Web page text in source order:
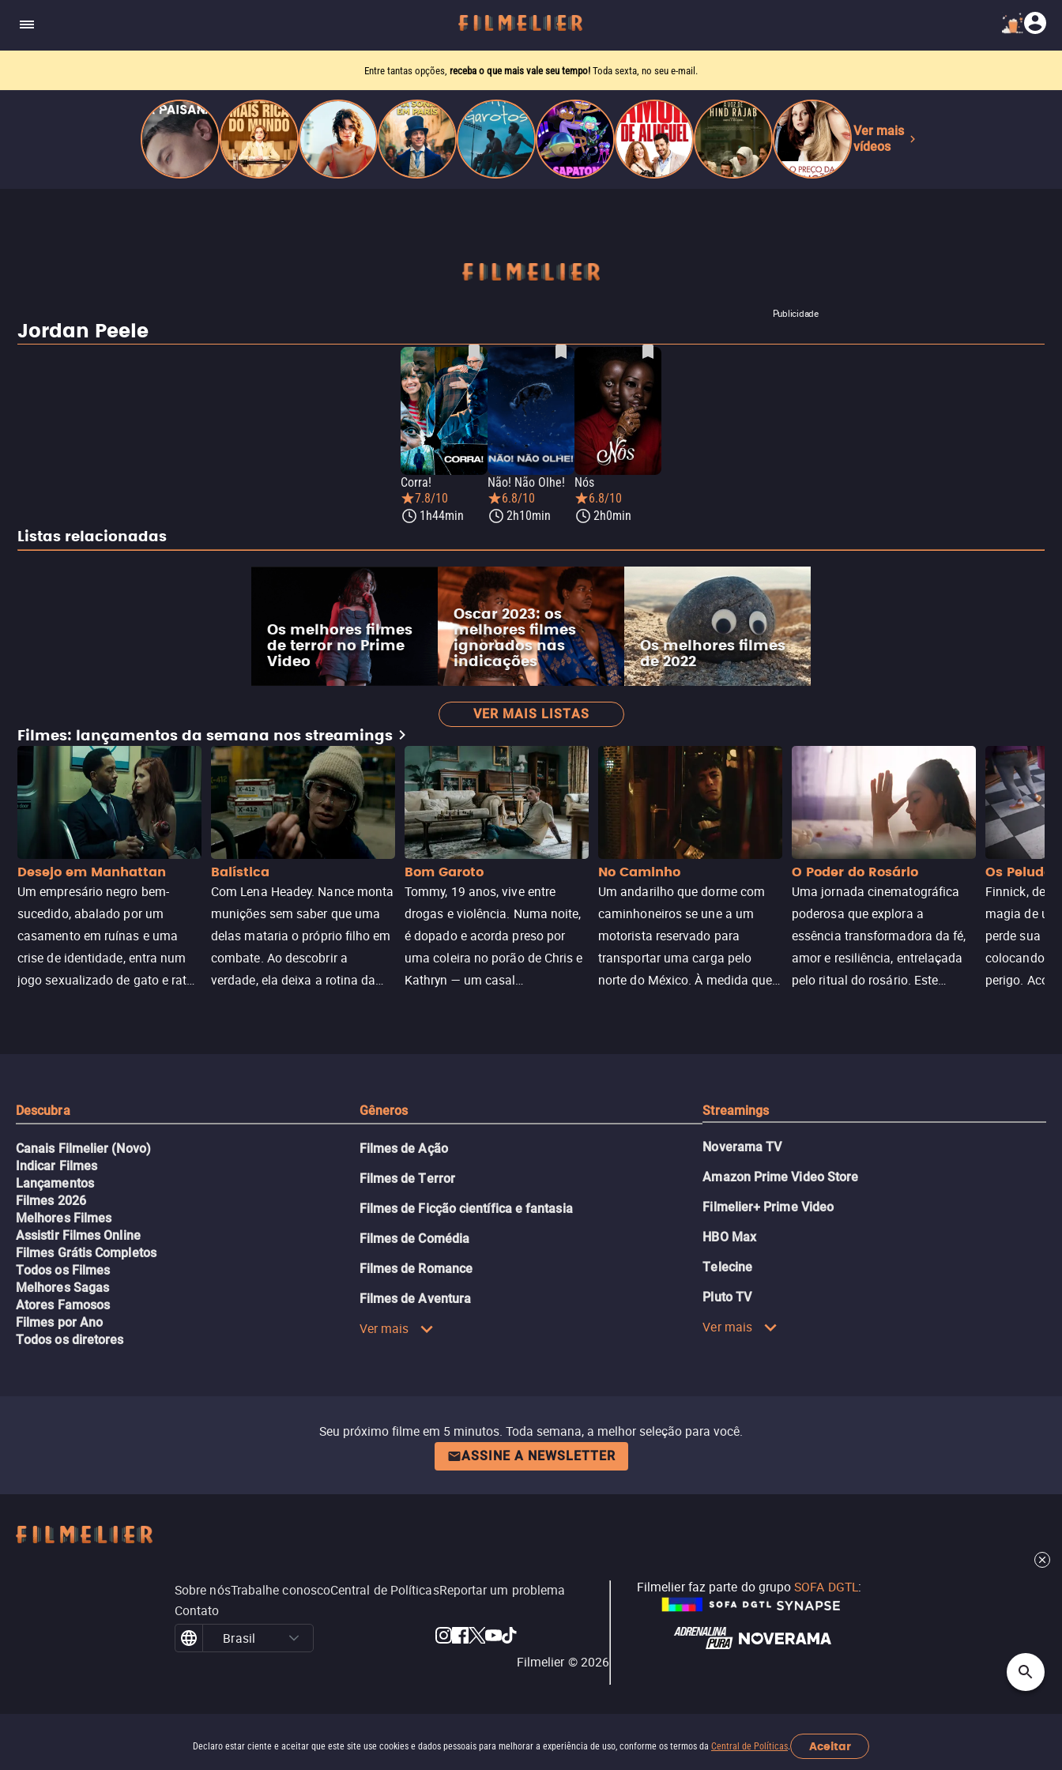
Ver mais
vídeos
Declaro estar ciente e aceitar que este site use cookies e dados pessoais para melhorar a experiência de uso, conforme os termos da Central de Políticas. Aceitar
Entre tantas opções, receba o que mais vale seu tempo! Toda sexta, no seu e-mail.
Publicidade
Jordan Peele
Corra!
7.8/10
1h44min
Não! Não Olhe!
6.8/10
2h10min
Nós
6.8/10
2h0min
Listas relacionadas
Os melhores filmes
de terror no Prime
Video
Oscar 2023: os
melhores filmes
ignorados nas
indicações
Os melhores filmes
de 2022
VER MAIS LISTAS
Filmes: lançamentos da semana nos streamings
Desejo em Manhattan
Um empresário negro bem-
sucedido, abalado por um
casamento em ruínas e uma
crise de identidade, entra num
jogo sexualizado de gato e rato
Balística
Com Lena Headey. Nance monta
munições sem saber que uma
delas mataria o próprio filho em
combate. Ao descobrir a
verdade, ela deixa a rotina da
Bom Garoto
Tommy, 19 anos, vive entre
drogas e violência. Numa noite,
é dopado e acorda preso por
uma coleira no porão de Chris e
Kathryn — um casal
No Caminho
Um andarilho que dorme com
caminhoneiros se une a um
motorista reservado para
transportar uma carga pelo
norte do México. À medida que
O Poder do Rosário
Uma jornada cinematográfica
poderosa que explora a
essência transformadora da fé,
amor e resiliência, entrelaçada
pelo ritual do rosário. Este
Os Peludos
Finnick,
magia de
perde sua
colocando
perigo.
Descubra
Canais Filmelier (Novo)
Indicar Filmes
Lançamentos
Filmes 2026
Melhores Filmes
Assistir Filmes Online
Filmes Grátis Completos
Todos os Filmes
Melhores Sagas
Atores Famosos
Filmes por Ano
Todos os diretores
Gêneros
Filmes de Ação
Filmes de Terror
Filmes de Ficção científica e fantasia
Filmes de Comédia
Filmes de Romance
Filmes de Aventura
Ver mais
Streamings
Noverama TV
Amazon Prime Video Store
Filmelier+ Prime Video
HBO Max
Telecine
Pluto TV
Ver mais
Seu próximo filme em 5 minutos. Toda semana, a melhor seleção para você.
ASSINE A NEWSLETTER
Sobre nósTrabalhe conoscoCentral de PolíticasReportar um problema
Contato
Brasil
Filmelier ©2026
Filmelier faz parte do grupoSOFA DGTL: